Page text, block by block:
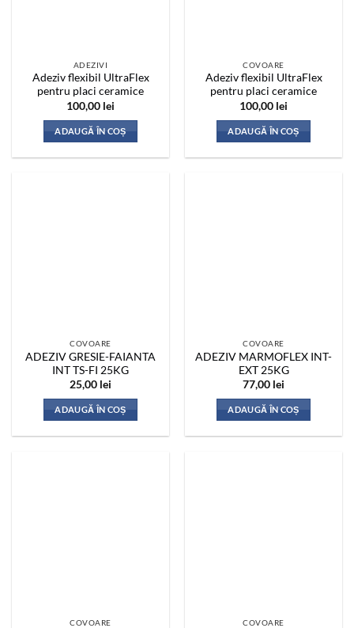
ADEZIVI
Adeziv flexibil UltraFlex
pentru placi ceramice
100,00 lei
ADAUGĂ ÎN COȘ
COVOARE
Adeziv flexibil UltraFlex
pentru placi ceramice
100,00 lei
ADAUGĂ ÎN COȘ
COVOARE
ADEZIV GRESIE-FAIANTA
INT TS-FI 25KG
25,00 lei
ADAUGĂ ÎN COȘ
COVOARE
ADEZIV MARMOFLEX INT-
EXT 25KG
77,00 lei
ADAUGĂ ÎN COȘ
COVOARE COVOARE